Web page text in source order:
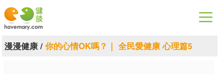
漫漫健康
漫漫健康/你的心情OK嗎？｜ 全民愛健康 心理篇5